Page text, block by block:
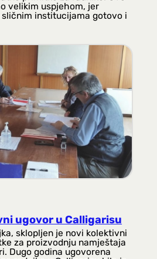
velikim uspjehom, jer
institucijama gotovo i
ugovor u Calligarisu
sklopljen je novi kolektivni
za proizvodnju namještaja
Dugo godina ugovorena